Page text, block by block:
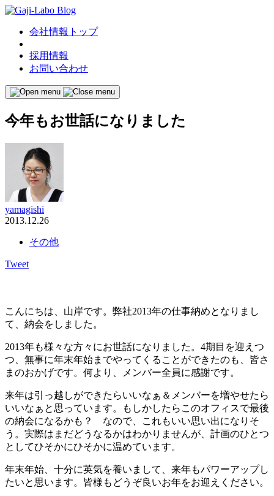
会社情報トップ
採用情報
お問い合わせ
今年もお世話になりました
yamagishi
2013.12.26
その他
Tweet
こんにちは、山岸です。弊社2013年の仕事納めとなりまし
て、納会をしました。
2013年も様々な方々にお世話になりました。4期目を迎えつ
つ、無事に年末年始までやってくることができたのも、皆さ
まのおかげです。何より、メンバー全員に感謝です。
来年は引っ越しができたらいいなぁ＆メンバーを増やせたら
いいなぁと思っています。もしかしたらこのオフィスで最後
の納会になるかも？ なので、これもいい思い出になりそ
う。実際はまだどうなるかはわかりませんが、計画のひとつ
としてひそかにひそかに温めています。
年末年始、十分に英気を養いまして、来年もパワーアップし
たいと思います。皆様もどうぞ良いお年をお迎えください。